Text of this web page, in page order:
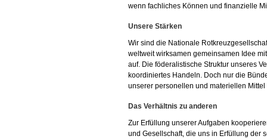
wenn fachliches Können und finanzielle
Unsere Stärken
Wir sind die Nationale
weltweit wirksamen gemeinsamen Idee
auf. Die föderalistische Struktur unseres
koordiniertes Handeln. Doch nur die
unserer personellen und materiellen
Das Verhältnis zu anderen
Zur Erfüllung unserer Aufgaben
und Gesellschaft, die uns in Erfüllung der